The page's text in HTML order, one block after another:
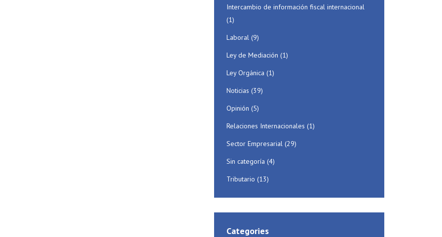
Intercambio de información fiscal internacional
(1)
Laboral (9)
Ley de Mediación (1)
Ley Orgánica (1)
Noticias (39)
Opinión (5)
Relaciones Internacionales (1)
Sector Empresarial (29)
Sin categoría (4)
Tributario (13)
Categories